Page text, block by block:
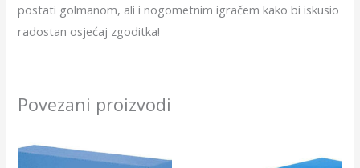
postati golmanom, ali i nogometnim igračem kako bi iskusio
radostan osjećaj zgoditka!
Povezani proizvodi